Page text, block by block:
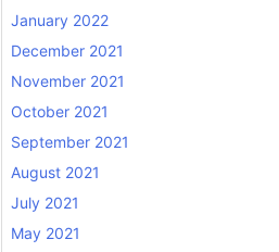
January 2022
December 2021
November 2021
October 2021
September 2021
August 2021
July 2021
May 2021